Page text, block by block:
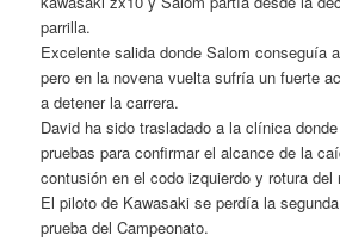
parrilla.
Excelente salida donde Salom conseguía
pero en la novena vuelta sufría un fuerte
a detener la carrera.
David ha sido trasladado a la clínica
pruebas para confirmar el alcance de la
contusión en el codo izquierdo y rotura del
El piloto de Kawasaki se perdía la
prueba del Campeonato.